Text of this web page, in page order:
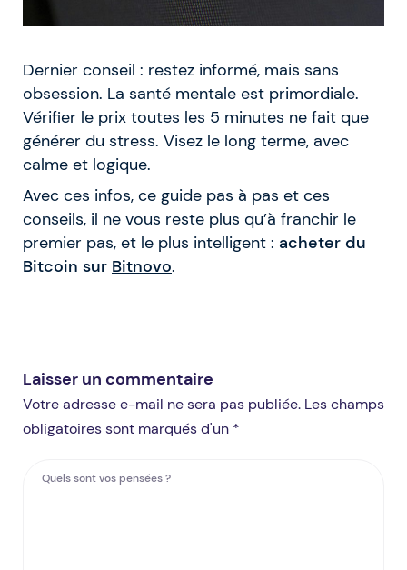
Dernier conseil : restez informé, mais sans
obsession. La santé mentale est primordiale.
Vérifier le prix toutes les 5 minutes ne fait que
générer du stress. Visez le long terme, avec
calme et logique.
Avec ces infos, ce guide pas à pas et ces
conseils, il ne vous reste plus qu’à franchir le
premier pas, et le plus intelligent : acheter du
Bitcoin sur Bitnovo.
Laisser un commentaire
Votre adresse e-mail ne sera pas publiée. Les champs
obligatoires sont marqués d'un *